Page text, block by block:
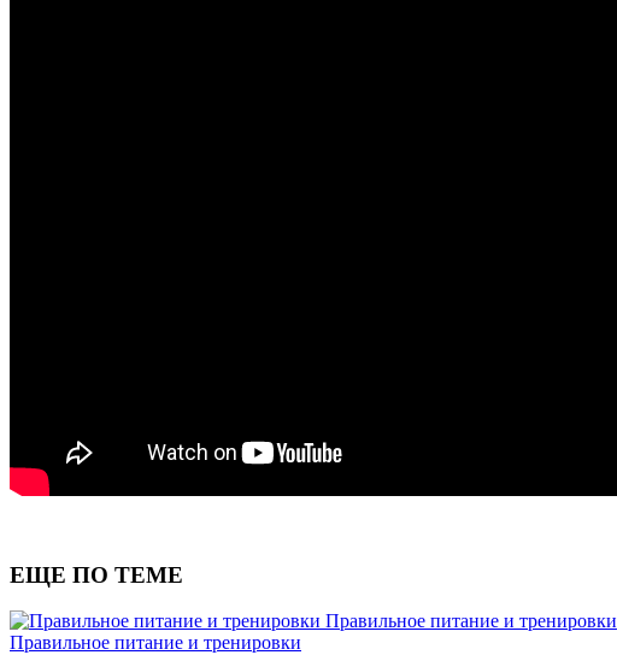
ЕЩЕ ПО ТЕМЕ
Правильное питание и тренировки
Правильное питание и тренировки